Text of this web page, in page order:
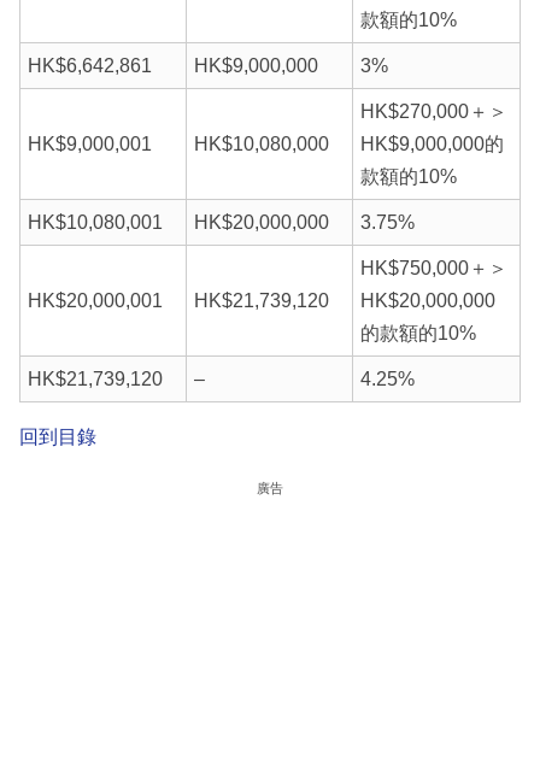
款額的10%
HK$6,642,861 HK$9,000,000 3%
HK$9,000,001 HK$10,080,000
HK$270,000＋＞
HK$9,000,000的
款額的10%
HK$10,080,001 HK$20,000,000 3.75%
HK$20,000,001 HK$21,739,120
HK$750,000＋＞
HK$20,000,000
的款額的10%
HK$21,739,120 – 4.25%
回到目錄
廣告